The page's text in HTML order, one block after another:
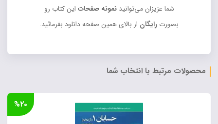
شما عزیزان می‌توانیدنمونه صفحات این کتاب رو
بصورت رایگان از بالای همین صفحه دانلود بفرمائید.
محصولات مرتبط با انتخاب شما
%۲۰